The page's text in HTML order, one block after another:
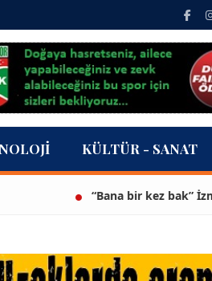
KÜLTÜR - SANAT
“Bana bir kez bak” İzmir